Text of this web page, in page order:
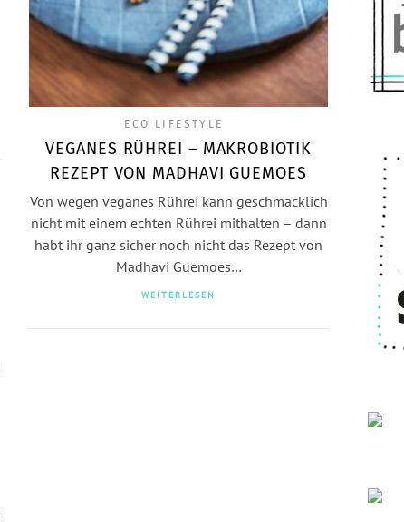
ECO LIFESTYLE
VEGANES RÜHREI – MAKROBIOTIK
REZEPT VON MADHAVI GUEMOES
Von wegen veganes Rührei kann geschmacklich
nicht mit einem echten Rührei mithalten – dann
habt ihr ganz sicher noch nicht das Rezept von
Madhavi Guemoes…
WEITERLESEN